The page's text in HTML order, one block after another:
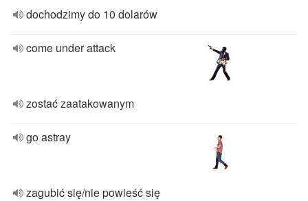
dochodzimy do 10 dolarów
come under attack
zostać zaatakowanym
go astray
zagubić się/nie powieść się